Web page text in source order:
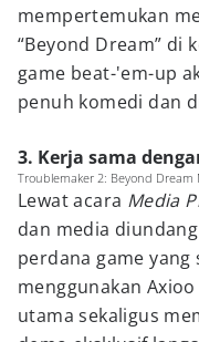
mempertemukan
“Beyond Dream” di
game beat-'em-up
penuh komedi dan
3. Kerja sama
Troublemaker 2: Beyond
Lewat acara Media
dan media
perdana game
menggunakan
utama sekaligus